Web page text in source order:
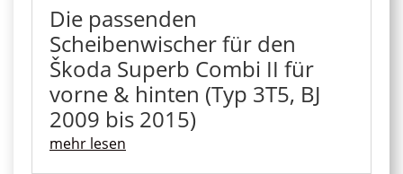
Die passenden
Scheibenwischer für den
Škoda Superb Combi II für
vorne & hinten (Typ 3T5, BJ
2009 bis 2015)
mehr lesen